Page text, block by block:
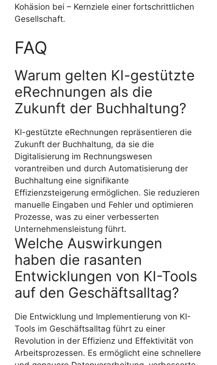
Kohäsion bei – Kernziele einer fortschrittlichen
Gesellschaft.
FAQ
Warum gelten KI-gestützte
eRechnungen als die
Zukunft der Buchhaltung?
KI-gestützte eRechnungen repräsentieren die
Zukunft der Buchhaltung, da sie die
Digitalisierung im Rechnungswesen
vorantreiben und durch Automatisierung der
Buchhaltung eine signifikante
Effizienzsteigerung ermöglichen. Sie reduzieren
manuelle Eingaben und Fehler und optimieren
Prozesse, was zu einer verbesserten
Unternehmensleistung führt.
Welche Auswirkungen
haben die rasanten
Entwicklungen von KI-Tools
auf den Geschäftsalltag?
Die Entwicklung und Implementierung von KI-
Tools im Geschäftsalltag führt zu einer
Revolution in der Effizienz und Effektivität von
Arbeitsprozessen. Es ermöglicht eine schnellere